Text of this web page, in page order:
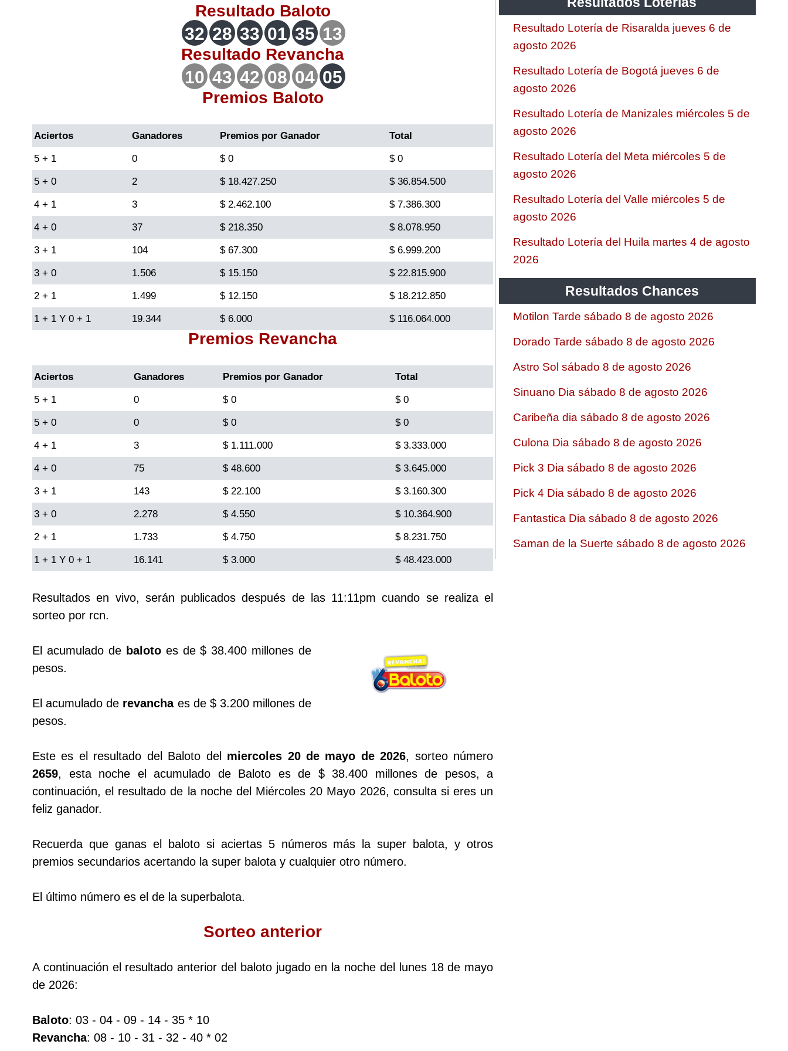
Lotería de Bogotá
Lotería de Risaralda
Lotería de Medellín
Lotería de Santander
Lotería del Cauca
Lotería de Boyaca
Antioqueñita Día
Antioqueñita Tarde
Astro Luna
Cafeterito Tarde
Cafeterito Noche
Caribeña Noche
Culona día
Culona noche
Dorado Tarde
Dorado Noche
Fantástica Noche
Motilon Noche
Resultado Baloto
32 28 33 01 35 13
Resultado Revancha
10 43 42 08 04 05
Premios Baloto
Aciertos Ganadores Premios por Ganador Total
5 + 1 0 $ 0 $ 0
5 + 0 2 $ 18.427.250 $ 36.854.500
4 + 1 3 $ 2.462.100 $ 7.386.300
4 + 0 37 $ 218.350 $ 8.078.950
3 + 1 104 $ 67.300 $ 6.999.200
3 + 0 1.506 $ 15.150 $ 22.815.900
2 + 1 1.499 $ 12.150 $ 18.212.850
1 + 1 Y 0 + 1 19.344 $ 6.000 $ 116.064.000
Premios Revancha
Aciertos Ganadores Premios por Ganador Total
5 + 1 0 $ 0 $ 0
5 + 0 0 $ 0 $ 0
4 + 1 3 $ 1.111.000 $ 3.333.000
4 + 0 75 $ 48.600 $ 3.645.000
3 + 1 143 $ 22.100 $ 3.160.300
3 + 0 2.278 $ 4.550 $ 10.364.900
2 + 1 1.733 $ 4.750 $ 8.231.750
1 + 1 Y 0 + 1 16.141 $ 3.000 $ 48.423.000
Resultados en vivo, serán publicados después de las 11:11pm cuando se realiza el
sorteo por rcn.
El acumulado de balotoes de $ 38.400 millones de
pesos.
El acumulado de revanchaes de $ 3.200 millones de
pesos.
Este es el resultado del Baloto del miercoles 20 de mayo de 2026, sorteo número
2659, esta noche el acumulado de Baloto es de $ 38.400 millones de pesos, a
continuación, el resultado de la noche del Miércoles 20 Mayo 2026, consulta si eres un
feliz ganador.
Recuerda que ganas el baloto si aciertas 5 números más la super balota, y otros
premios secundarios acertando la super balota y cualquier otro número.
El último número es el de la superbalota.
Sorteo anterior
A continuación el resultado anterior del baloto jugado en la noche del lunes 18 de mayo
de 2026:
Baloto: 03 - 04 - 09 - 14 - 35 * 10
Revancha: 08 - 10 - 31 - 32 - 40 * 02
Resultado Lotería de Risaralda jueves 6 de
agosto 2026
Resultado Lotería de Bogotá jueves 6 de
agosto 2026
Resultado Lotería de Manizales miércoles 5 de
agosto 2026
Resultado Lotería del Meta miércoles 5 de
agosto 2026
Resultado Lotería del Valle miércoles 5 de
agosto 2026
Resultado Lotería del Huila martes 4 de agosto
2026
Resultados Chances
Motilon Tarde sábado 8 de agosto 2026
Dorado Tarde sábado 8 de agosto 2026
Astro Sol sábado 8 de agosto 2026
Sinuano Dia sábado 8 de agosto 2026
Caribeña dia sábado 8 de agosto 2026
Culona Dia sábado 8 de agosto 2026
Pick 3 Dia sábado 8 de agosto 2026
Pick 4 Dia sábado 8 de agosto 2026
Fantastica Dia sábado 8 de agosto 2026
Saman de la Suerte sábado 8 de agosto 2026